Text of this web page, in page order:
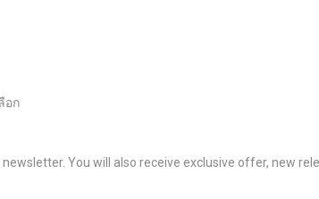
อก
You will also receive exclusive offer, new